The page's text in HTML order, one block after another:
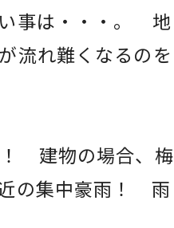
事は・・・。 地
流れ難くなるのを
建物の場合、梅
の集中豪雨！ 雨